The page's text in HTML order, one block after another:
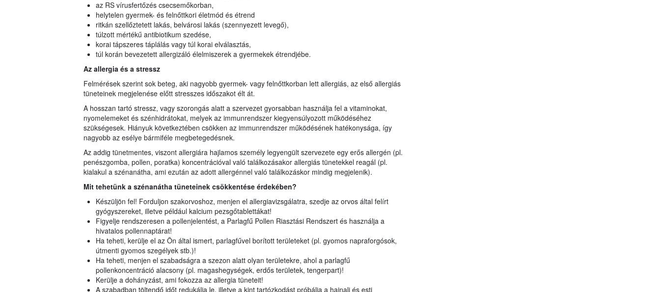
az RS vírusfertőzés csecsemőkorban,
helytelen gyermek- és felnőttkori életmód és étrend
ritkán szellőztetett lakás, belvárosi lakás (szennyezett levegő),
túlzott mértékű antibiotikum szedése,
korai tápszeres táplálás vagy túl korai elválasztás,
túl korán bevezetett allergizáló élelmiszerek a gyermekek étrendjébe.
Az allergia és a stressz
Felmérések szerint sok beteg, aki nagyobb gyermek- vagy felnőttkorban lett allergiás, az első allergiás
tüneteinek megjelenése előtt stresszes időszakot élt át.
A hosszan tartó stressz, vagy szorongás alatt a szervezet gyorsabban használja fel a vitaminokat,
nyomelemeket és szénhidrátokat, melyek az immunrendszer kiegyensúlyozott működéséhez
szükségesek. Hiányuk következtében csökken az immunrendszer működésének hatékonysága, így
nagyobb az esélye bármiféle megbetegedésnek.
Az addig tünetmentes, viszont allergiára hajlamos személy legyengült szervezete egy erős allergén (pl.
penészgomba, pollen, poratka) koncentrációval való találkozásakor allergiás tünetekkel reagál (pl.
kialakul a szénanátha, ami ezután az adott allergénnel való találkozáskor mindig megjelenik).
Mit tehetünk a szénanátha tüneteinek csökkentése érdekében?
Készüljön fel! Forduljon szakorvoshoz, menjen el allergiavizsgálatra, szedje az orvos által felírt
gyógyszereket, illetve például kalcium pezsgőtablettákat!
Figyelje rendszeresen a pollenjelentést, a Parlagfű Pollen Riasztási Rendszert és használja a
hivatalos pollennaptárat!
Ha teheti, kerülje el az Ön által ismert, parlagfűvel borított területeket (pl. gyomos napraforgósok,
útmenti gyomos szegélyek stb.)!
Ha teheti, menjen el szabadságra a szezon alatt olyan területekre, ahol a parlagfű
pollenkoncentráció alacsony (pl. magashegységek, erdős területek, tengerpart)!
Kerülje a dohányzást, ami fokozza az allergia tüneteit!
A szabadban töltendő időt redukálja le, illetve a kint tartózkodást próbálja a hajnali és esti